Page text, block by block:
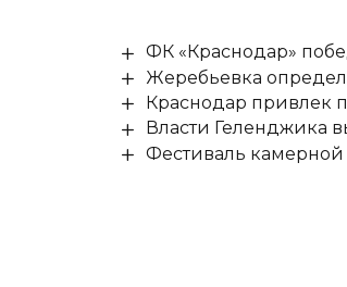
ФК «Краснодар»
Жеребьевка
Краснодар привлек
Власти Геленджика
Фестиваль